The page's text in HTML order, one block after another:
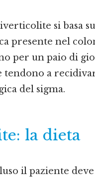
si basa
presente nel
per un paio di
a
del sigma.
la dieta
il paziente